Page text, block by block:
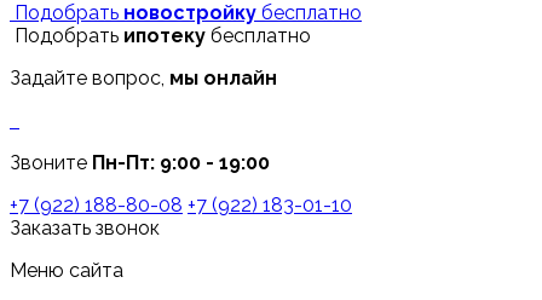
Подобрать новостройку бесплатно
Подобрать ипотеку бесплатно
Задайте вопрос, мы онлайн
Звоните Пн-Пт: 9:00 - 19:00
+7 (922) 188-80-08 +7 (922) 183-01-10
Заказать звонок
Меню сайта